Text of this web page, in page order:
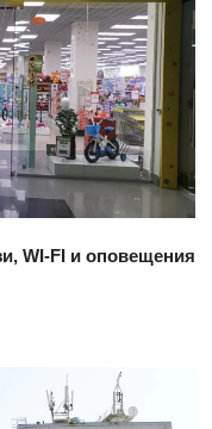
WI-FI и оповещения